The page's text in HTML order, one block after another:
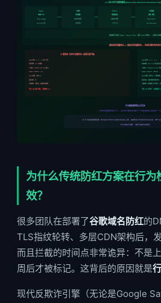
L3: 拟人化行为模拟管道 (Human-like Behavior Simulation
①Header
顺序归一化
Sec-CH-UA 全量
②请求
阅读时长模拟
δ分布约束
③TCP/IP
栈指纹伪装
初始窗口调整
TTL归一化
④浏览器
指纹一致性
Font Enumeration
所有模拟行为通过 Playwright / Puppeteer Stealth / 自研 WebView 引擎注入 → 生成拟人化流量
模拟前的流量特征 vs 模拟后的流量特征 — 检测引擎的判定变化
⚠ 模拟前: 程序化流量特征 (高置信度拦截)
Header顺序: a→h→c→k 仅8个字段
请求间隔: δ=0（无间隔）
TCP窗口: CWND=10·MSS（Linux默认）
navigator.webdriver: true
Canvas指纹: 空白/null
鼠标事件: 无
沙箱感知: 未处理→VT高置信度爆毒
判定: 🤖 机器人流量 · 拦截概率 95%+
Header顺序: a→b→c→d→e→...
请求间隔: δ∈[3,12]s 符合阅读节奏
TCP窗口: CWND∈[4,20]·MSS（真
navigator.webdriver: undefined
Canvas指纹: 噪声注入+一致性校验
鼠标轨迹: 贝塞尔曲线+随机抖动
沙箱感知: 延时触发+行为伪装→VT
判定: 👤 人类用户 · 通过概率
行为模拟架构核心方法论
「不要试图隐藏所有行为 — 让检测引擎看到的每个行为维度都自洽地指向一个
🔑 行为指纹策略矩阵: Google=Chrome(Windows)人类 · QQ/微信=X5(Android)人类 · DPI=正
每个平台独立行为建模 → 消除行为指纹交叉关联风险
为什么传统防红方案在行为
效？
很多团队在部署了谷歌域名防红的
TLS指纹轮转、多层CDN架构后
而且拦截的时间点非常诡异：不是
周后才被标记。这背后的原因就是
现代反欺诈引擎（无论是Google